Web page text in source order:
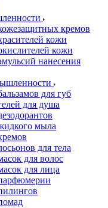
кремов
кожи
кожи
нанесения
для губ
для душа
мыла
для тела
для волос
для лица